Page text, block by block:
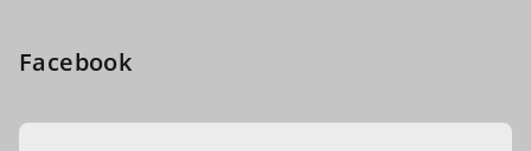
Facebook